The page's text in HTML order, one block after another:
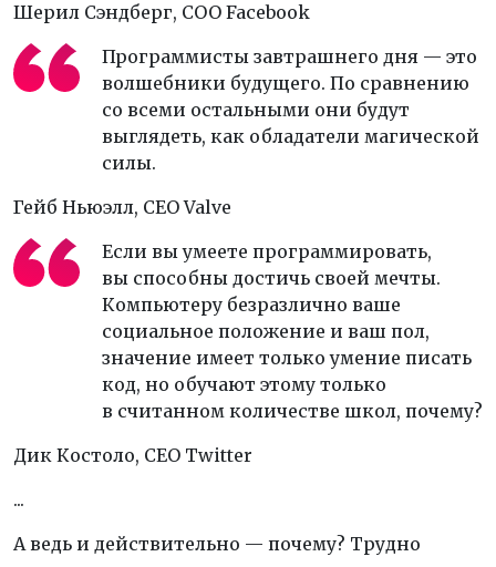
Шерил Сэндберг, COO Facebook
Программисты завтрашнего дня — это
волшебники будущего. По сравнению
со всеми остальными они будут
выглядеть, как обладатели магической
силы.
Гейб Ньюэлл, CEO Valve
Если вы умеете программировать,
вы способны достичь своей мечты.
Компьютеру безразлично ваше
социальное положение и ваш пол,
значение имеет только умение писать
код, но обучают этому только
в считанном количестве школ, почему?
Дик Костоло, CEO Twitter
...
А ведь и действительно — почему? Трудно